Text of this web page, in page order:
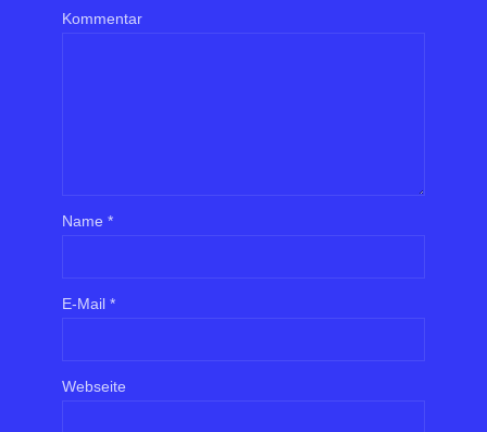
Kommentar
Name *
E-Mail *
Webseite